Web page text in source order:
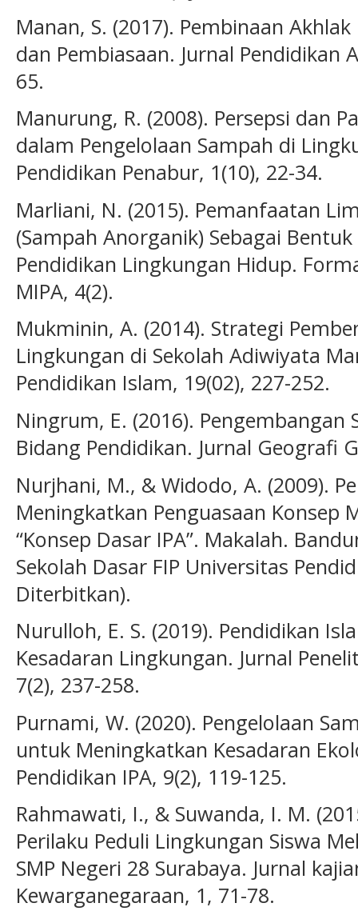
Manan, S. (2017). Pembinaan
dan Pembiasaan. Jurnal Pendidikan
65.
Manurung, R. (2008). Persepsi dan
dalam Pengelolaan Sampah di
Pendidikan Penabur, 1(10), 22-34.
Marliani, N. (2015). Pemanfaatan
(Sampah Anorganik) Sebagai
Pendidikan Lingkungan Hidup.
MIPA, 4(2).
Mukminin, A. (2014). Strategi
Lingkungan di Sekolah Adiwiyata
Pendidikan Islam, 19(02), 227-252.
Ningrum, E. (2016). Pengembangan
Bidang Pendidikan. Jurnal Geografi
Nurjhani, M., & Widodo, A. (2009).
Meningkatkan Penguasaan Konsep
“Konsep Dasar IPA”. Makalah.
Sekolah Dasar FIP Universitas
Diterbitkan).
Nurulloh, E. S. (2019). Pendidikan
Kesadaran Lingkungan. Jurnal
7(2), 237-258.
Purnami, W. (2020). Pengelolaan
untuk Meningkatkan Kesadaran
Pendidikan IPA, 9(2), 119-125.
Rahmawati, I., & Suwanda, I. M.
Perilaku Peduli Lingkungan Siswa
SMP Negeri 28 Surabaya. Jurnal
Kewarganegaraan, 1, 71-78.